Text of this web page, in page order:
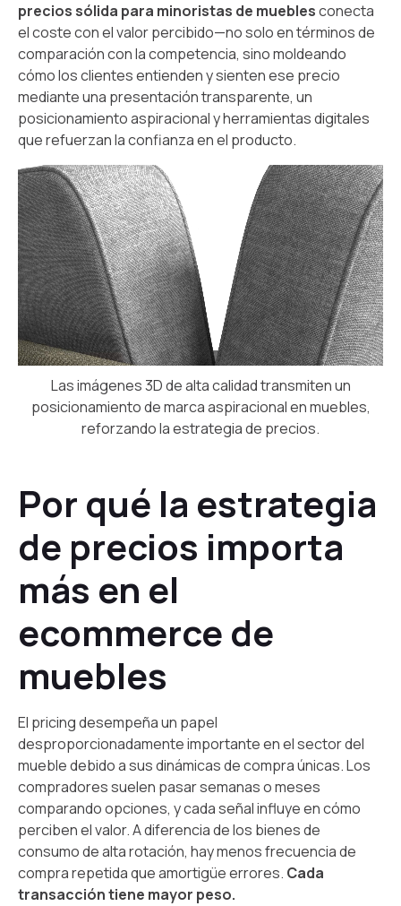
precios sólida para minoristas de mueblesconecta
el coste con el valor percibido—no solo en términos de
comparación con la competencia, sino moldeando
cómo los clientes entienden y sienten ese precio
mediante una presentación transparente, un
posicionamiento aspiracional y herramientas digitales
que refuerzan la confianza en el producto.
Las imágenes 3D de alta calidad transmiten un
posicionamiento de marca aspiracional en muebles,
reforzando la estrategia de precios.
Por qué la estrategia
de precios importa
más en el
ecommerce de
muebles
El pricing desempeña un papel
desproporcionadamente importante en el sector del
mueble debido a sus dinámicas de compra únicas. Los
compradores suelen pasar semanas o meses
comparando opciones, y cada señal influye en cómo
perciben el valor. A diferencia de los bienes de
consumo de alta rotación, hay menos frecuencia de
compra repetida que amortigüe errores. Cada
transacción tiene mayor peso.